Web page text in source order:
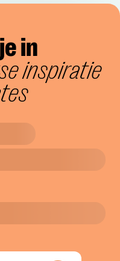
in
inspiratie